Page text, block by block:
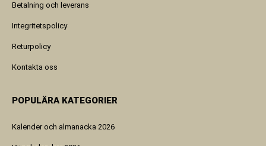
Betalning och leverans
Integritetspolicy
Returpolicy
Kontakta oss
POPULÄRA KATEGORIER
Kalender och almanacka 2026